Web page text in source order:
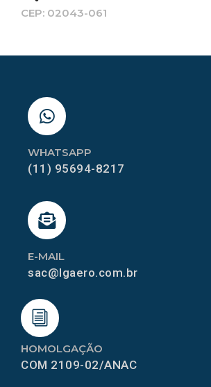
CEP: 02043-061
HOMOLGAÇÃO
COM 2109-02/ANAC
E-MAIL
sac@lgaero.com.br
WHATSAPP
(11) 95694-8217